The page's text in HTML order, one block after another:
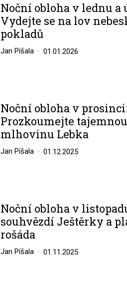
Noční obloha v lednu a
Vydejte se na lov
pokladů
Jan Píšala 01.01.2026
Noční obloha v
Prozkoumejte
mlhovinu Lebka
Jan Píšala 01.12.2025
Noční obloha v
souhvězdí Ještěrky a
rošáda
Jan Píšala 01.11.2025